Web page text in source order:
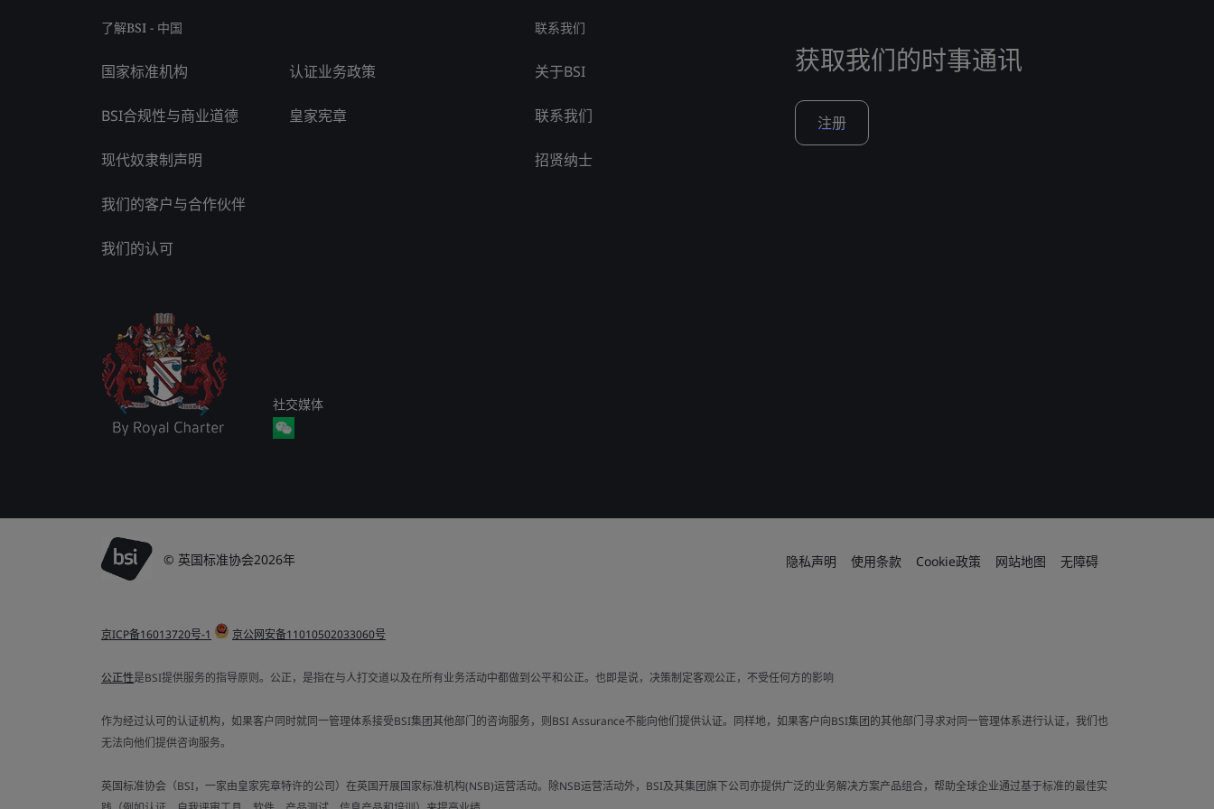
了解BSI - 中国
国家标准机构
BSI合规性与商业道德
现代奴隶制声明
我们的客户与合作伙伴
我们的认可
认证业务政策
皇家宪章
社交媒体
联系我们
关于BSI
联系我们
招贤纳士
获取我们的时事通讯
注册
© 英国标准协会2026年 隐私声明 使用条款 Cookie政策 网站地图 无障碍
京ICP备16013720号-1 京公网安备11010502033060号
公正性是BSI提供服务的指导原则。公正，是指在与人打交道以及在所有业务活动中都做到公平和公正。也即是说，决策制定客观公正，不受任何方的影响
作为经过认可的认证机构，如果客户同时就同一管理体系接受BSI集团其他部门的咨询服务，则BSI Assurance不能向他们提供认证。同样地，如果客户向BSI集团的其他部门寻求对同一管理体系进行认证，我们也
无法向他们提供咨询服务。
英国标准协会（BSI，一家由皇家宪章特许的公司）在英国开展国家标准机构(NSB)运营活动。除NSB运营活动外，BSI及其集团旗下公司亦提供广泛的业务解决方案产品组合，帮助全球企业通过基于标准的最佳实